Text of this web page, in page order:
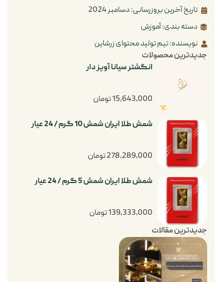
تاریخ آخرین بروزرسانی: دسامبر 2024
دسته بندی:آموزش
نویسنده: تیم تولید محتوای زرشاین
جدیدترین محصولات
انگشتر سیانا آویز دار
15,643,000تومان
شمش طلا ایران شمش 10 گرم / 24 عیار
278,289,000تومان
شمش طلا ایران شمش 5 گرم / 24 عیار
139,333,000تومان
جدیدترین مقالات